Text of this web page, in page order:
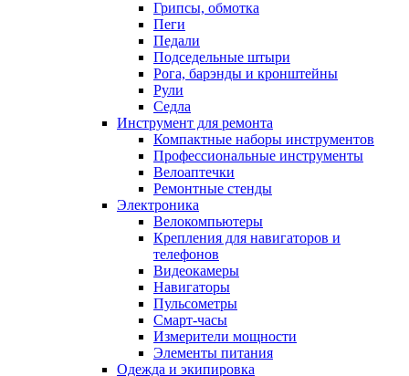
Грипсы, обмотка
Пеги
Педали
Подседельные штыри
Рога, барэнды и кронштейны
Рули
Седла
Инструмент для ремонта
Компактные наборы инструментов
Профессиональные инструменты
Велоаптечки
Ремонтные стенды
Электроника
Велокомпьютеры
Крепления для навигаторов и
телефонов
Видеокамеры
Навигаторы
Пульсометры
Смарт-часы
Измерители мощности
Элементы питания
Одежда и экипировка